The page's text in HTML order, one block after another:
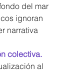
del mar
ignoran
narrativa
colectiva.
al